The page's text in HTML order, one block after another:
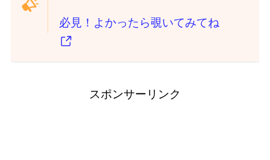
必見！よかったら覗いてみてね
スポンサーリンク